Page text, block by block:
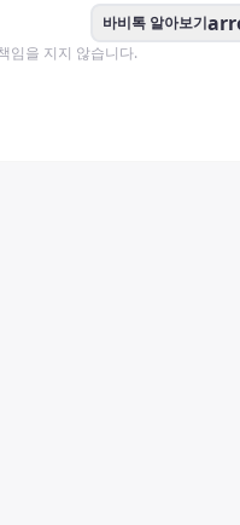
바비톡 알아보기
임을 지지 않습니다.